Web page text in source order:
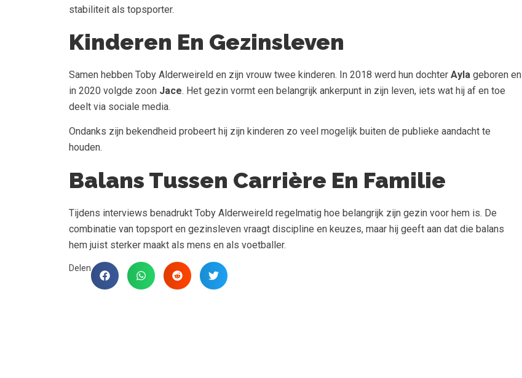
stabiliteit als topsporter.
Kinderen En Gezinsleven
Samen hebben Toby Alderweireld en zijn vrouw twee kinderen. In 2018 werd hun dochter Ayla geboren en
in 2020 volgde zoon Jace. Het gezin vormt een belangrijk ankerpunt in zijn leven, iets wat hij af en toe
deelt via sociale media.
Ondanks zijn bekendheid probeert hij zijn kinderen zo veel mogelijk buiten de publieke aandacht te
houden.
Balans Tussen Carrière En Familie
Tijdens interviews benadrukt Toby Alderweireld regelmatig hoe belangrijk zijn gezin voor hem is. De
combinatie van topsport en gezinsleven vraagt discipline en keuzes, maar hij geeft aan dat die balans
hem juist sterker maakt als mens en als voetballer.
Delen